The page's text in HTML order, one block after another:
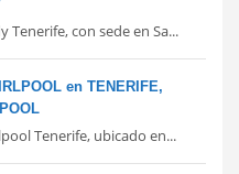
Tenerife, con sede en Sa...
en TENERIFE,
Tenerife, ubicado en...